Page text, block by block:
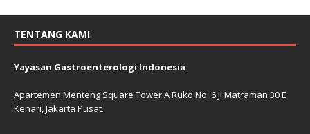
TENTANG KAMI
Yayasan Gastroenterologi Indonesia
Apartemen Menteng Square Tower A Ruko No. 6 Jl Matraman 30 E
Kenari, Jakarta Pusat.